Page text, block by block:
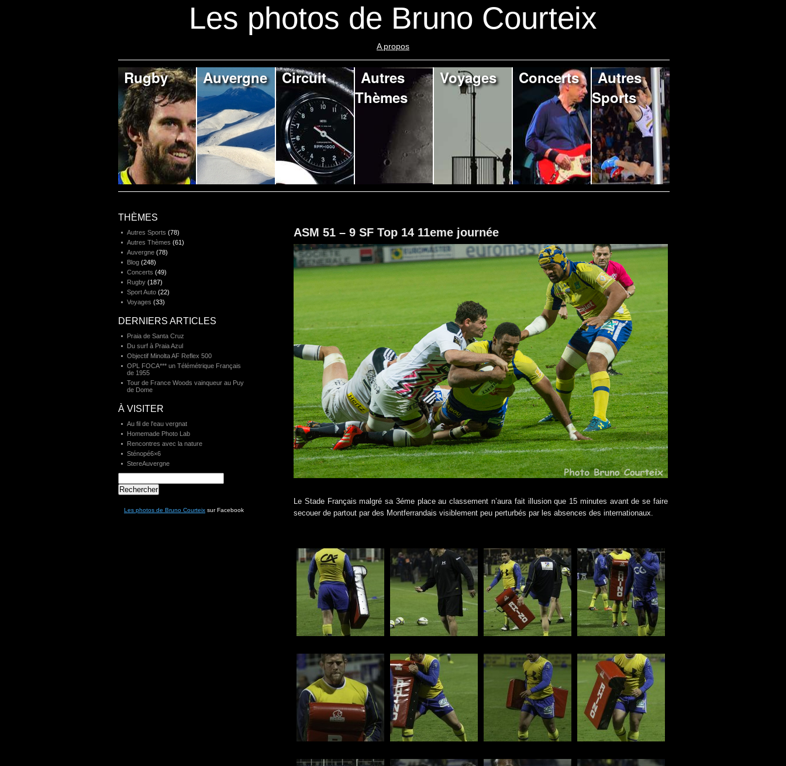
Les photos de Bruno Courteix
A propos
Rugby Auvergne Circuit
Autres
Thèmes
Voyages Concerts
Autres
Sports
ASM 51 – 9 SF Top 14 11eme journée
Le Stade Français malgré sa 3éme place au classement n’aura fait illusion que 15 minutes avant de se faire
secouer de partout par des Montferrandais visiblement peu perturbés par les absences des internationaux.
THÈMES
Autres Sports (78)
Autres Thèmes (61)
Auvergne (78)
Blog (248)
Concerts (49)
Rugby (187)
Sport Auto (22)
Voyages (33)
DERNIERS ARTICLES
Praia de Santa Cruz
Du surf à Praia Azul
Objectif Minolta AF Reflex 500
OPL FOCA*** un Télémétrique Français
de 1955
Tour de France Woods vainqueur au Puy
de Dome
À VISITER
Au fil de l'eau vergnat
Homemade Photo Lab
Rencontres avec la nature
Sténopé6×6
StereAuvergne
Les photos de Bruno Courteix sur Facebook